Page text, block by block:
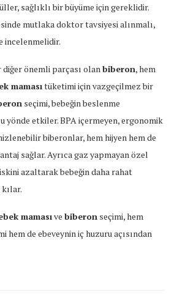
sağlıklı bir büyüme için gereklidir.
mutlaka doktor tavsiyesi alınmalı,
incelenmelidir.
önemli parçası olanbiberon, hem
mamasıtüketimi için vazgeçilmez bir
seçimi, bebeğin beslenme
yönde etkiler. BPA içermeyen, ergonomik
biberonlar, hem hijyen hem de
sağlar. Ayrıca gaz yapmayan özel
azaltarak bebeğin daha rahat
mamasıve biberon seçimi, hem
hem de ebeveynin iç huzuru açısından